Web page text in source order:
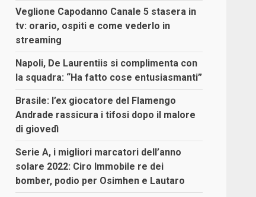
Veglione Capodanno Canale 5 stasera in
tv: orario, ospiti e come vederlo in
streaming
Napoli, De Laurentiis si complimenta con
la squadra: “Ha fatto cose entusiasmanti”
Brasile: l’ex giocatore del Flamengo
Andrade rassicura i tifosi dopo il malore
di giovedì
Serie A, i migliori marcatori dell’anno
solare 2022: Ciro Immobile re dei
bomber, podio per Osimhen e Lautaro